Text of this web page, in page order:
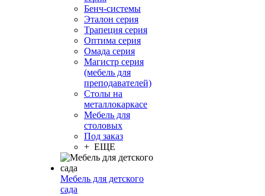
Бенч-системы
Эталон серия
Трапеция серия
Оптима серия
Омада серия
Магистр серия
(мебель для
преподавателей)
Столы на
металлокаркасе
Мебель для
столовых
Под заказ
+ ЕЩЕ
Мебель для детского
сада